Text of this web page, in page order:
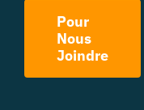
Pour
Nous
Joindre